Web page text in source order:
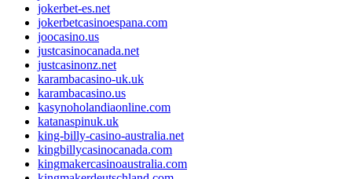
jokerbet-es.net
jokerbetcasinoespana.com
joocasino.us
justcasinocanada.net
justcasinonz.net
karambacasino-uk.uk
karambacasino.us
kasynoholandiaonline.com
katanaspinuk.uk
king-billy-casino-australia.net
kingbillycasinocanada.com
kingmakercasinoaustralia.com